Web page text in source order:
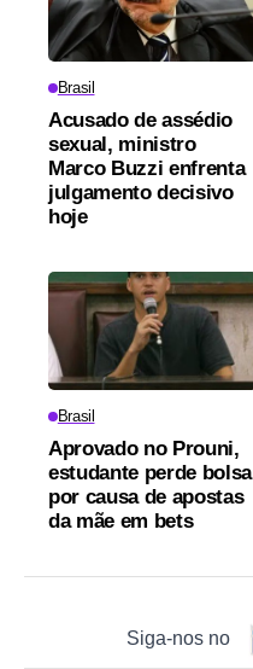
Brasil
Acusado de assédio
sexual, ministro
Marco Buzzi enfrenta
julgamento decisivo
hoje
Brasil
Aprovado no Prouni,
estudante perde bolsa
por causa de apostas
da mãe em bets
Siga-nos no